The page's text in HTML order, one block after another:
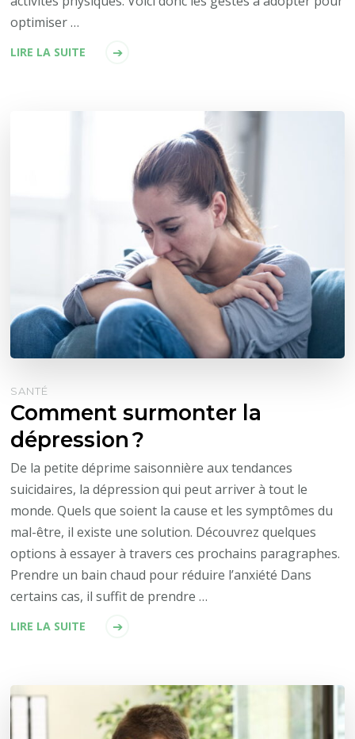
optimiser …
LIRE LA SUITE
SANTÉ
Comment surmonter la
dépression ?
De la petite déprime saisonnière aux tendances
suicidaires, la dépression qui peut arriver à tout le
monde. Quels que soient la cause et les symptômes du
mal-être, il existe une solution. Découvrez quelques
options à essayer à travers ces prochains paragraphes.
Prendre un bain chaud pour réduire l’anxiété Dans
certains cas, il suffit de prendre …
LIRE LA SUITE